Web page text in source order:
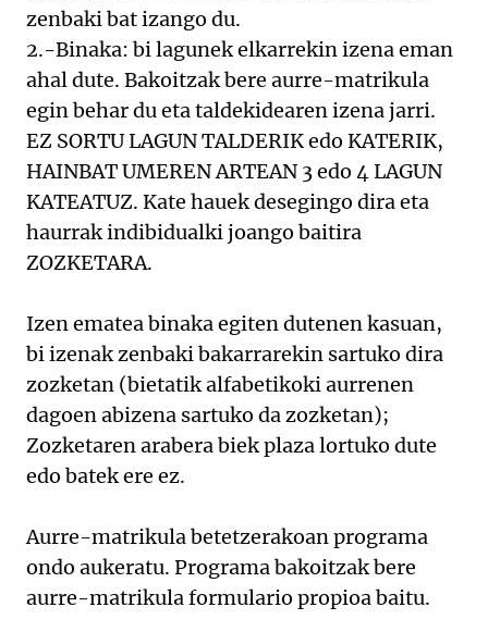
zenbaki bat izango du.
2.-Binaka: bi lagunek elkarrekin izena eman
ahal dute. Bakoitzak bere aurre-matrikula
egin behar du eta taldekidearen izena jarri.
EZ SORTU LAGUN TALDERIK edo KATERIK,
HAINBAT UMEREN ARTEAN 3 edo 4 LAGUN
KATEATUZ. Kate hauek desegingo dira eta
haurrak indibidualki joango baitira
ZOZKETARA.
Izen ematea binaka egiten dutenen kasuan,
bi izenak zenbaki bakarrarekin sartuko dira
zozketan (bietatik alfabetikoki aurrenen
dagoen abizena sartuko da zozketan);
Zozketaren arabera biek plaza lortuko dute
edo batek ere ez.
Aurre-matrikula betetzerakoan programa
ondo aukeratu. Programa bakoitzak bere
aurre-matrikula formulario propioa baitu.